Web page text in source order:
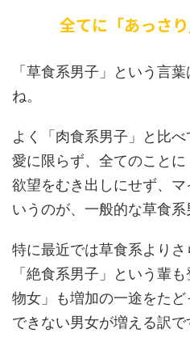
全てに「あっさ
「草食系男子」という言
ね。
よく「肉食系男子」と比
愛に限らず、全てのことに
欲望をむき出しにせず、
いうのが、一般的な草食系
特に最近では草食系より
「絶食系男子」という輩
物女」も増加の一途をた
できない男女が増える訳で